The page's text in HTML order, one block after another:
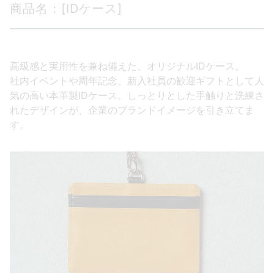
商品名：[IDケース]
高級感と実用性を兼ね備えた、オリジナルIDケース。
社内イベントや周年記念、新入社員の歓迎ギフトとして人
気の高い本革製IDケース。しっとりとした手触りと洗練さ
れたデザインが、企業のブランドイメージを引き立てま
す。